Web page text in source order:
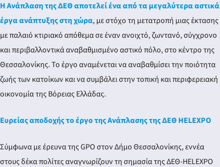
Η Ανάπλαση της ΔΕΘ αποτελεί ένα από τα μεγαλύτερα αστικά
έργα ανάπτυξης στη χώρα, με στόχο τη μετατροπή μιας έκτασης
με παλαιό κτιριακό απόθεμα σε έναν ανοιχτό, ζωντανό, σύγχρονο
και περιβαλλοντικά αναβαθμισμένο αστικό πόλο, στο κέντρο της
Θεσσαλονίκης. Το έργο αναμένεται να αναβαθμίσει την ποιότητα
ζωής των κατοίκων και να συμβάλει στην τοπική και περιφερειακή
οικονομία της Βόρειας Ελλάδας.
Ευρείας αποδοχής το έργο της Ανάπλασης της ΔΕΘ HELEXPO
Σύμφωνα με έρευνα της GPO στον Δήμο Θεσσαλονίκης, εννέα
στους δέκα πολίτες αναγνωρίζουν τη σημασία της ΔΕΘ-HELEXPO